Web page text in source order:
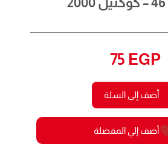
75 EGP
أضف إلى السلة
أضف إلي المفضلة